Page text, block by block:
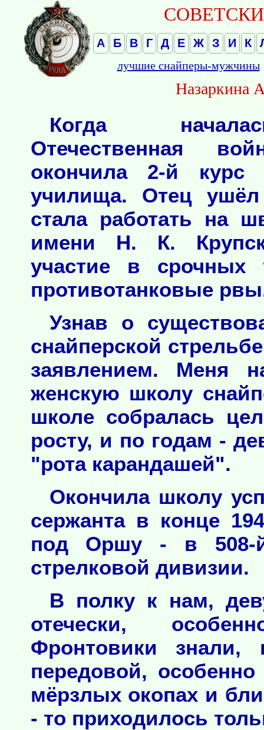
А Б В Г Д Е Ж З И К
лучшие снайперы-мужчины
Назаркина
Когда
Отечественная
окончила 2-й курс
училища. Отец
стала работать на
имени Н. К.
участие в срочных
противотанковые
Узнав о
снайперской
заявлением. Меня
женскую школу
школе собралась
росту, и по годам -
"рота карандашей".
Окончила школу
сержанта в конце
под Оршу - в 508-й
стрелковой дивизии.
В полку к нам,
отечески,
Фронтовики знали,
передовой,
мёрзлых окопах и
- то приходилось